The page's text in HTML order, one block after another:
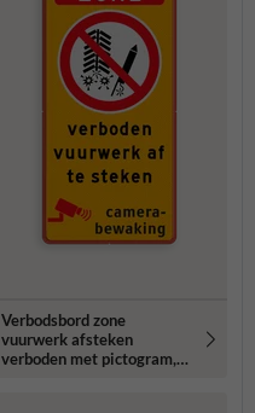
Verbodsbord zone
vuurwerk afsteken
verboden met pictogram,